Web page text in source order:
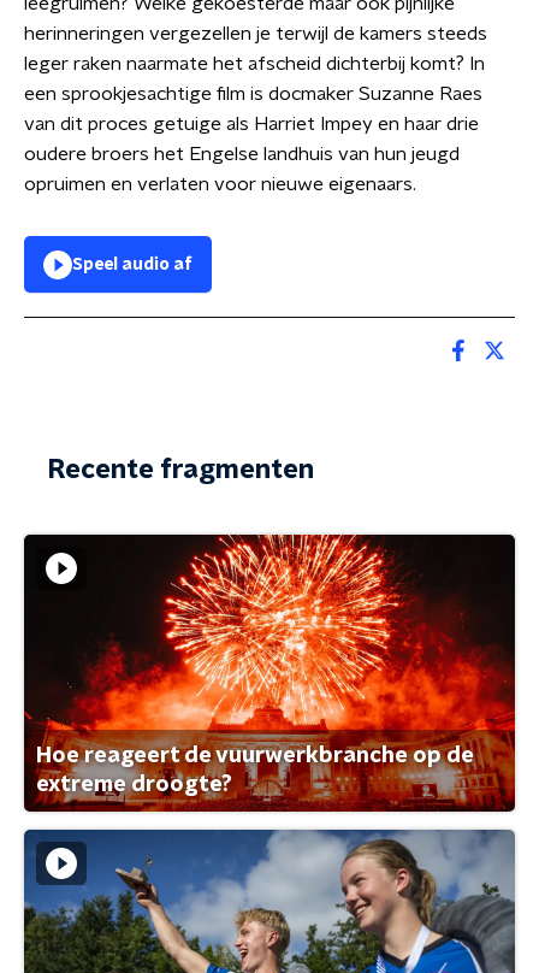
herinneringen vergezellen je terwijl de kamers steeds
leger raken naarmate het afscheid dichterbij komt? In
een sprookjesachtige film is docmaker Suzanne Raes
van dit proces getuige als Harriet Impey en haar drie
oudere broers het Engelse landhuis van hun jeugd
opruimen en verlaten voor nieuwe eigenaars.
Speel audio af
Recente fragmenten
Hoe reageert de vuurwerkbranche op de
extreme droogte?